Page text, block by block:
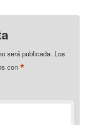
será publicada. Los
con*